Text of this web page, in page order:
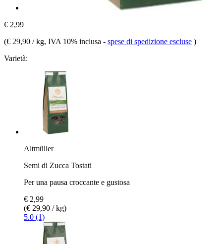
€ 2,99
(€ 29,90 / kg, IVA 10% inclusa - spese di spedizione escluse )
Varietà:
Altmüller
Semi di Zucca Tostati
Per una pausa croccante e gustosa
€ 2,99
(€ 29,90 / kg)
5.0 (1)